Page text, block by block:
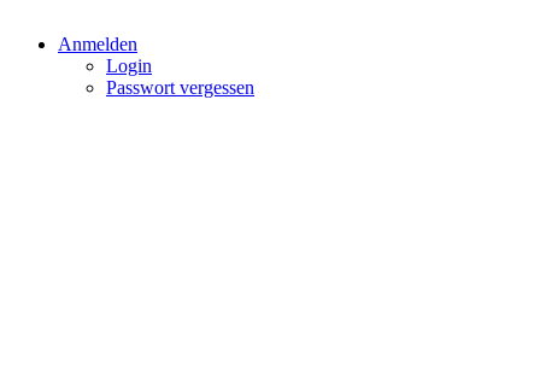
Anmelden
Login
Passwort vergessen